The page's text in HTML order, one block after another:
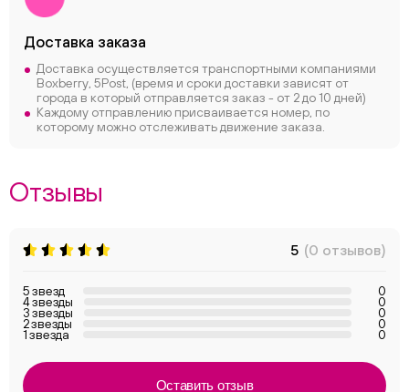
Доставка заказа
Доставка осуществляется транспортными компаниями
Boxberry, 5Post, (время и сроки доставки зависят от
города в который отправляется заказ - от 2 до 10 дней)
Каждому отправлению присваивается номер, по
которому можно отслеживать движение заказа.
Отзывы
5 (0 отзывов)
5 звезд 0
4 звезды 0
3 звезды 0
2 звезды 0
1 звезда 0
Оставить отзыв